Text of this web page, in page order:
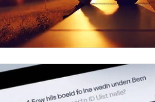
Cybermobbinggesetz Nimo 🤍